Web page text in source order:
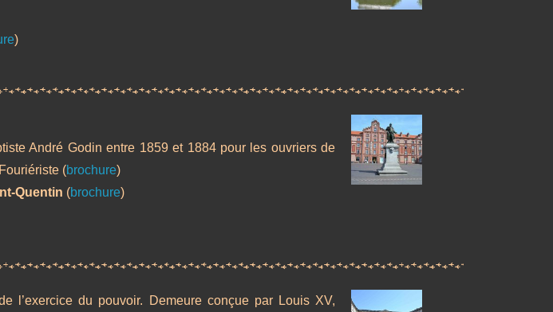
)
André Godin entre 1859 et 1884 pour les ouvriers de
(brochure)
Quentin (brochure)
l’exercice du pouvoir. Demeure conçue par Louis XV,